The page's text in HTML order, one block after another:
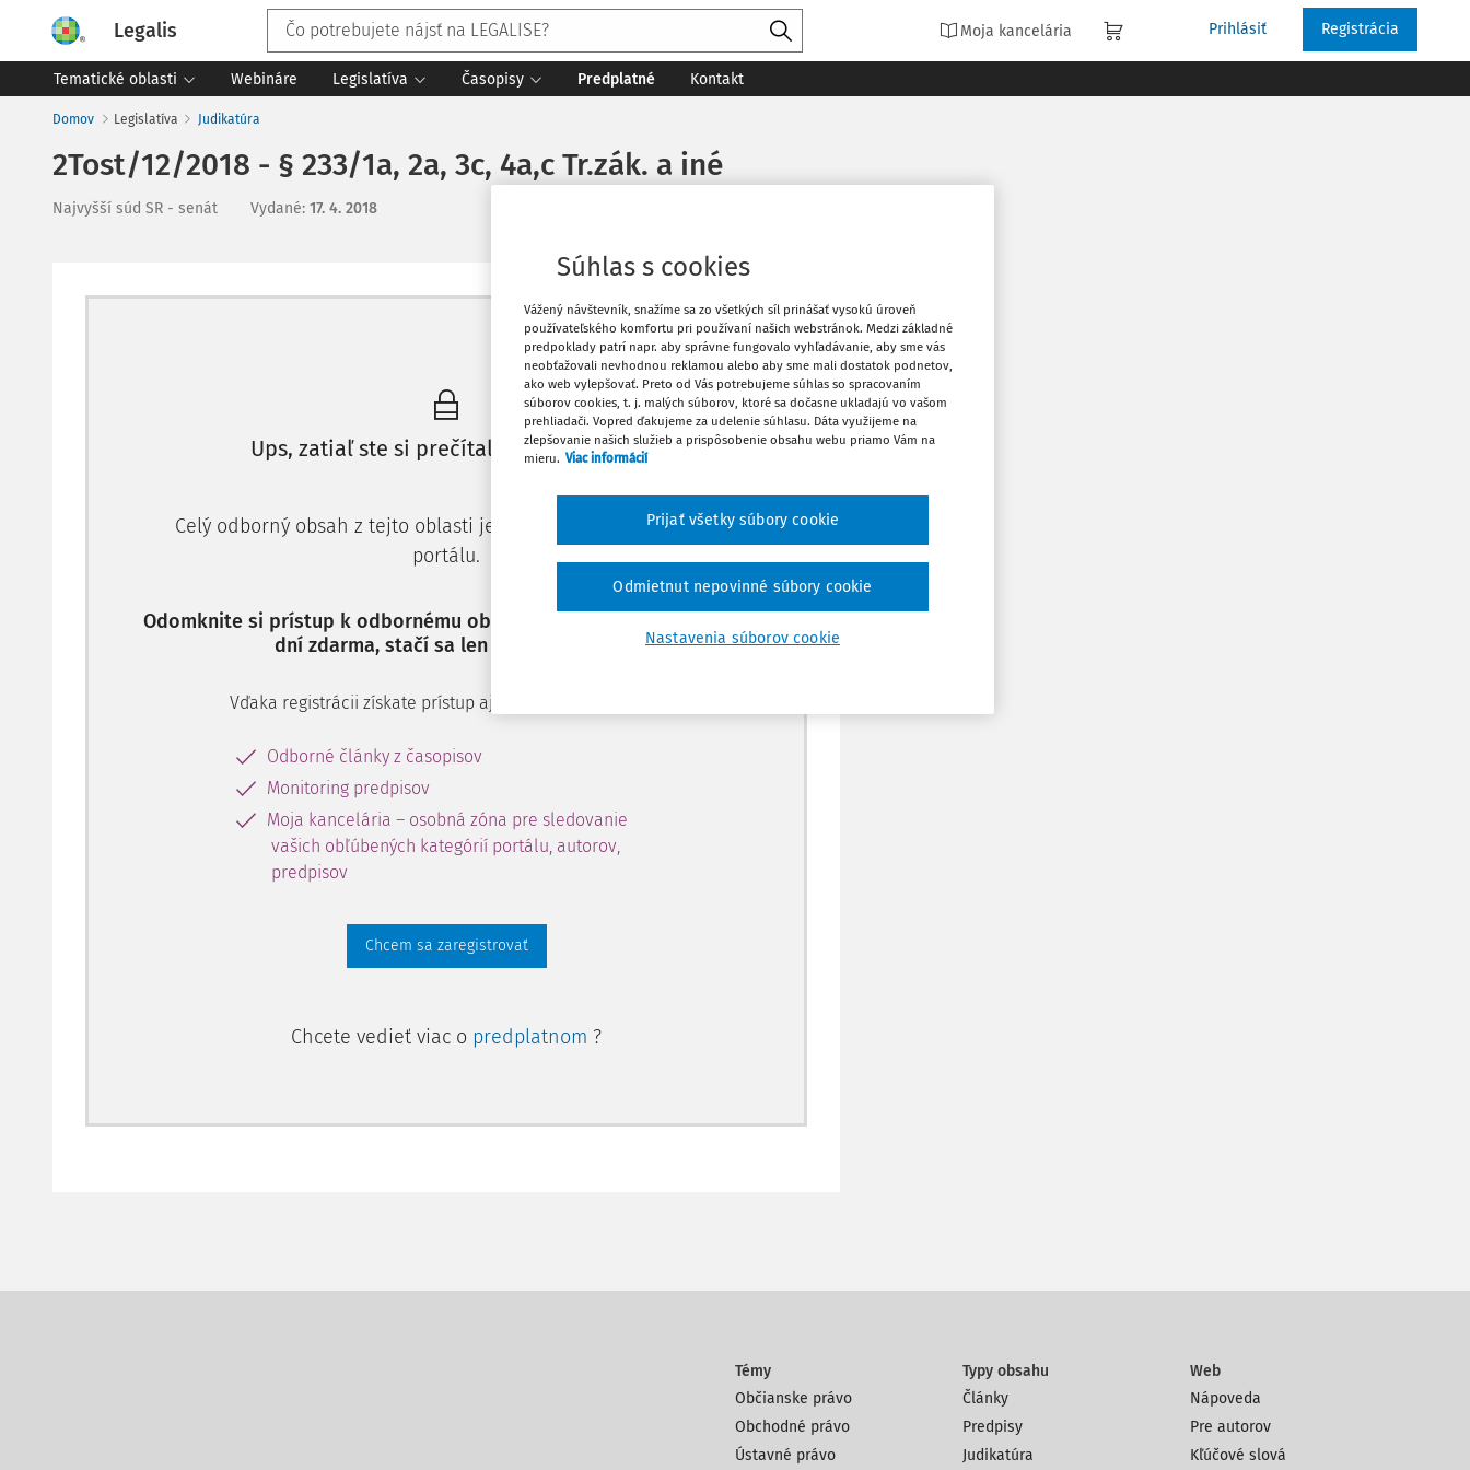
Legalis Moja kancelária Prihlásiť Registrácia
Tematické oblasti Webináre Legislatíva Časopisy Predplatné Kontakt
Domov Legislatíva Judikatúra
2Tost/12/2018 - § 233/1a, 2a, 3c, 4a,c Tr.zák. a iné
Najvyšší súd SR - senát Vydané: 17. 4. 2018
Máte predplatné? Prihláste sa
Ups, zatiaľ ste si prečítali len začiatok...
Celý odborný obsah z tejto oblasti je dostupný predplatiteľom
portálu.
Odomknite si prístup k odbornému obsahu a získajte prístup na 10
dní zdarma, stačí sa len zaregistrovať.
Vďaka registrácii získate prístup aj k vybranému obsahu:
Odborné články z časopisov
Monitoring predpisov
Moja kancelária – osobná zóna pre sledovanie
vašich obľúbených kategórií portálu, autorov,
predpisov
Chcem sa zaregistrovať
Chcete vedieť viac o predplatnom ?
Vytlačiť
Obľúbené
Stiahnuť
Témy
Občianske právo
Obchodné právo
Ústavné právo
Typy obsahu
Články
Predpisy
Judikatúra
Web
Nápoveda
Pre autorov
Kľúčové slová
Súhlas s cookies
Vážený návštevník, snažíme sa zo všetkých síl prinášať vysokú úroveň
používateľského komfortu pri používaní našich webstránok. Medzi základné
predpoklady patrí napr. aby správne fungovalo vyhľadávanie, aby sme vás
neobťažovali nevhodnou reklamou alebo aby sme mali dostatok podnetov,
ako web vylepšovať. Preto od Vás potrebujeme súhlas so spracovaním
súborov cookies, t. j. malých súborov, ktoré sa dočasne ukladajú vo vašom
prehliadači. Vopred ďakujeme za udelenie súhlasu. Dáta využijeme na
zlepšovanie našich služieb a prispôsobenie obsahu webu priamo Vám na
mieru. Viac informácií
Nastavenia súborov cookie
Odmietnut nepovinné súbory cookie
Prijať všetky súbory cookie